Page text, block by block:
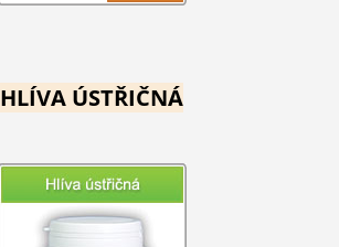
HLÍVA ÚSTŘIČNÁ